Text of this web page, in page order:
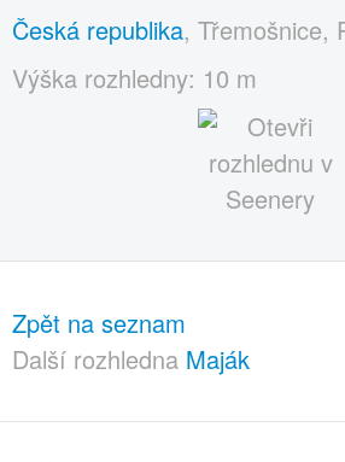
Česká republika, Třemošnice,
Výška rozhledny: 10 m
Zpět na seznam
Další rozhledna Maják